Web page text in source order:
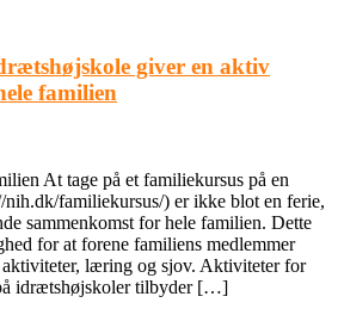
giver en aktiv
familien
At tage på et familiekursus på en
familiekursus/) er ikke blot en ferie,
sammenkomst for hele familien. Dette
for at forene familiens medlemmer
læring og sjov. Aktiviteter for
idrætshøjskoler tilbyder […]